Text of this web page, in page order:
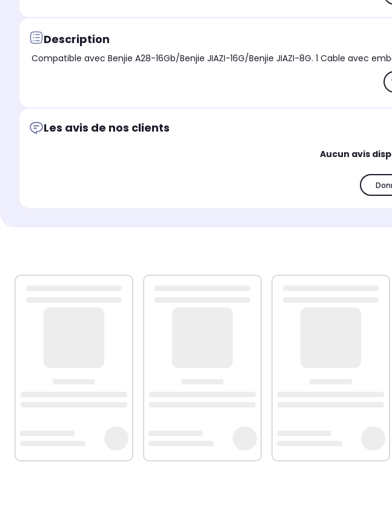
Description
Compatible avec Benjie A28-16Gb/Benjie JIAZI-16G/Benjie JIAZI-8G. 1 Cable avec
Les avis de nos clients
Aucun avis